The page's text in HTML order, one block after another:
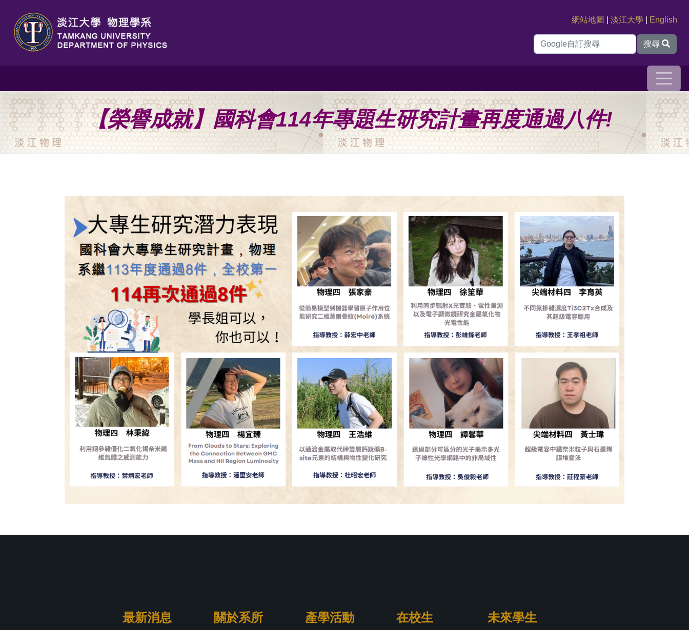
網站地圖 |淡江大學 English
搜尋
【榮譽成就】國科會114年專題生研究計畫再度通過八件!
最新消息 關於系所 產學活動 在校生 未來學生